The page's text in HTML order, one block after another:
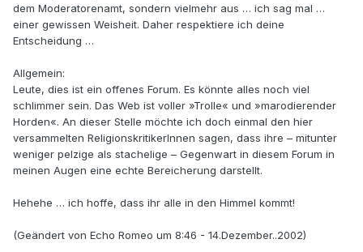
dem Moderatorenamt, sondern vielmehr aus … ich sag mal …
einer gewissen Weisheit. Daher respektiere ich deine
Entscheidung …
Allgemein:
Leute, dies ist ein offenes Forum. Es könnte alles noch viel
schlimmer sein. Das Web ist voller »Trolle« und »marodierender
Horden«. An dieser Stelle möchte ich doch einmal den hier
versammelten ReligionskritikerInnen sagen, dass ihre – mitunter
weniger pelzige als stachelige – Gegenwart in diesem Forum in
meinen Augen eine echte Bereicherung darstellt.
Hehehe … ich hoffe, dass ihr alle in den Himmel kommt!
(Geändert von Echo Romeo um 8:46 - 14.Dezember..2002)